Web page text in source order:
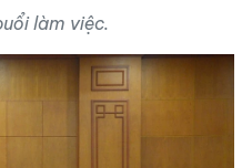
làm việc.